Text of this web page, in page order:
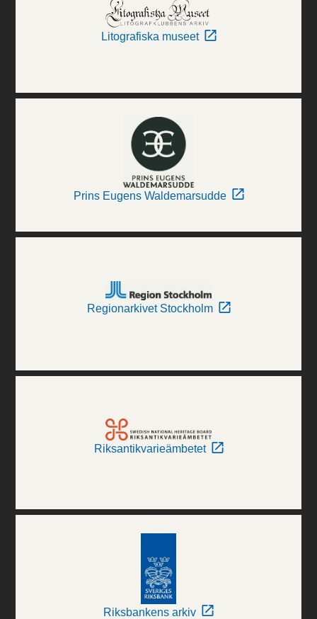
Litografiska museet
Prins Eugens Waldemarsudde
Regionarkivet Stockholm
Riksantikvarieämbetet
Riksbankens arkiv